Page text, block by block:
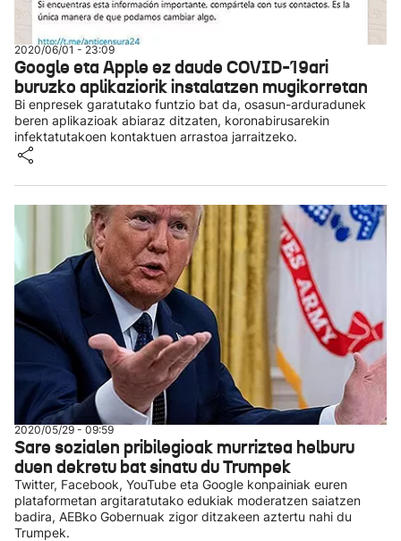
2020/06/01 - 23:09
Google eta Apple ez daude COVID-19ari
buruzko aplikaziorik instalatzen mugikorretan
Bi enpresek garatutako funtzio bat da, osasun-arduradunek
beren aplikazioak abiaraz ditzaten, koronabirusarekin
infektatutakoen kontaktuen arrastoa jarraitzeko.
2020/05/29 - 09:59
Sare sozialen pribilegioak murriztea helburu
duen dekretu bat sinatu du Trumpek
Twitter, Facebook, YouTube eta Google konpainiak euren
plataformetan argitaratutako edukiak moderatzen saiatzen
badira, AEBko Gobernuak zigor ditzakeen aztertu nahi du
Trumpek.